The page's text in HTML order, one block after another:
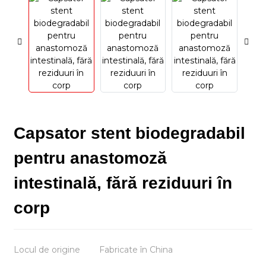
Capsator stent biodegradabil
pentru anastomoză
intestinală, fără reziduuri în
corp
Locul de origine
Fabricate în China